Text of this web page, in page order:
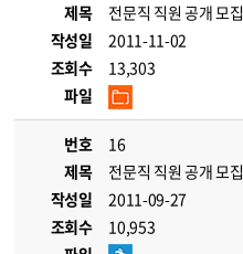
제목
전문직 직원 공개 모집
작성일
2011-11-02
조회수
13,303
파일
번호
16
제목
전문직 직원 공개 모집
작성일
2011-09-27
조회수
10,953